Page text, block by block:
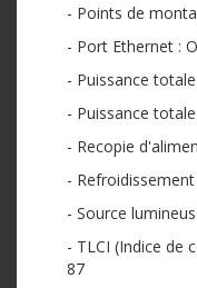
- Points de
- Port Ethernet :
- Puissance
- Puissance
- Recopie
-
- Source
- TLCI (Indice de
87